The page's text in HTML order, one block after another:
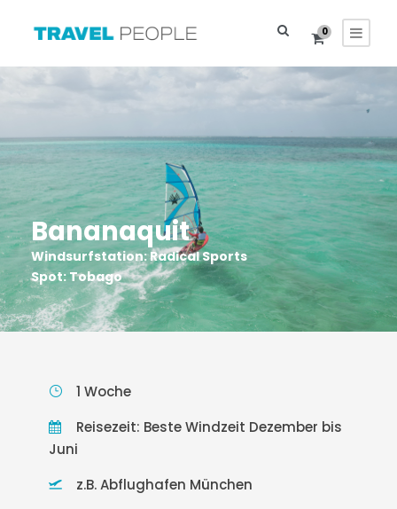
0
Bananaquit
Windsurfstation: Radical Sports
Spot: Tobago
1 Woche
Reisezeit: Beste Windzeit Dezember bis
Juni
z.B. Abflughafen München